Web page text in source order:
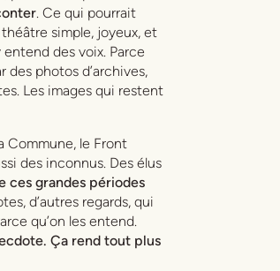
. Ce qui pourrait
simple, joyeux, et
des voix. Parce
des photos d’archives,
Les images qui restent
Commune, le Front
des inconnus. Des élus
ces grandes périodes
d’autres regards, qui
qu’on les entend.
Ça rend tout plus